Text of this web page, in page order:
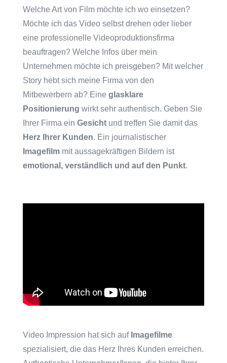
Welche Art von Film möchte ich wo einsetzen?
Möchte ich das Video selbst drehen oder lieber
eine professionelle Videoproduktionsfirma
beauftragen? Welche Infos über mein
Unternehmen möchte ich preisgeben? Mit welcher
Story hebt sich meine Firma von den
Mitbewerbern ab? Eine glasklare
Positionierung wirkt sehr authentisch. Geben Sie
Ihrer Firma ein Gesichtund treffen Sie damit das
Herz Ihrer Kunden. Ein journalistischer
Imagefilmmit aussagekräftigen Bildern ist
emotional, verständlich und auf den Punkt.
Video Impression hat sich auf Imagefilme
spezialisiert, die das Herz Ihres Kunden erreichen.